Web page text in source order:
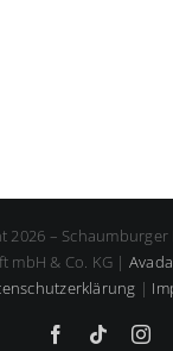
2026 –
mbH & Co. KG | Avada
|
Facebook
Tiktok